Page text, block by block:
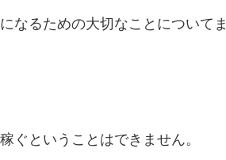
なるための大切なことについてま
ぐということはできません。